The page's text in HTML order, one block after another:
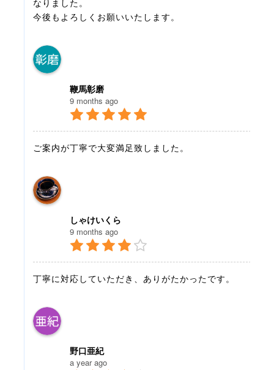
なりました。
今後もよろしくお願いいたします。
鞭馬彰磨
9 months ago
ご案内が丁寧で大変満足致しました。
しゃけいくら
9 months ago
丁寧に対応していただき、ありがたかったです。
野口亜紀
a year ago